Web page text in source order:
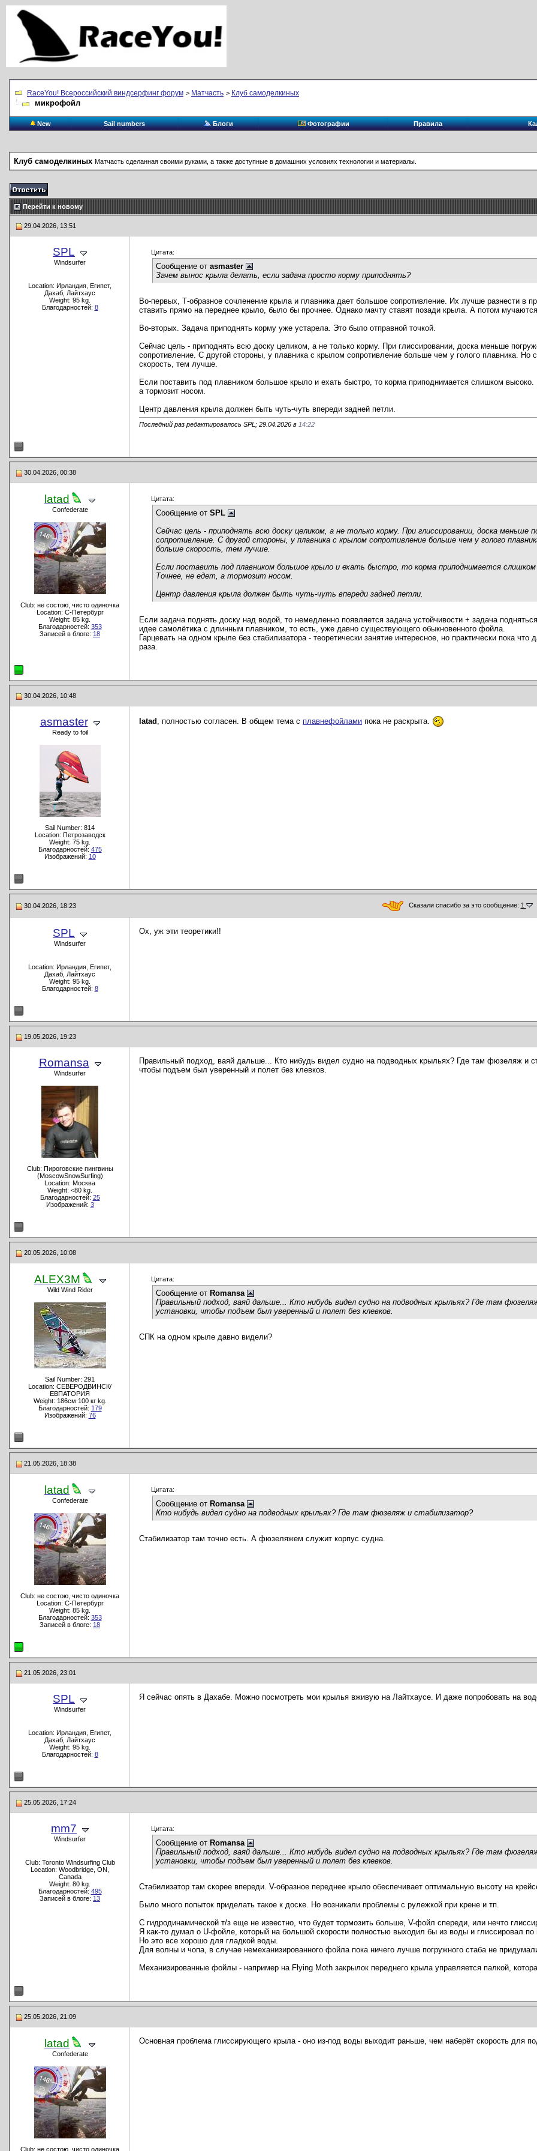
RaceYou! Всероссийский виндсерфинг форум > Матчасть > Клуб самоделкиных
микрофойл
New Sail numbers Блоги Фотографии Правила
Клуб самоделкиных Матчасть сделанная своими руками, а также доступные в домашних условиях технологии и материалы.
Перейти к новому
29.04.2026, 13:51
SPL
Windsurfer
Location: Ирландия, Египет,
Дахаб, Лайтхаус
Weight: 95 kg.
Благодарностей: 8
Цитата:
Сообщение от asmaster
Зачем вынос крыла делать, если задача просто корму приподнять?
Во-первых, Т-образное сочленение крыла и плавника дает большое сопротивление. Их лучше разнести в
ставить прямо на переднее крыло, было бы прочнее. Однако мачту ставят позади крыла. А потом
Во-вторых. Задача приподнять корму уже устарела. Это было отправной точкой.
Сейчас цель - приподнять всю доску целиком, а не только корму. При глиссировании, доска меньше
сопротивление. С другой стороны, у плавника с крылом сопротивление больше чем у голого плавника.
скорость, тем лучше.
Если поставить под плавником большое крыло и ехать быстро, то корма приподнимается слишком
а тормозит носом.
Центр давления крыла должен быть чуть-чуть впереди задней петли.
Последний раз редактировалось SPL; 29.04.2026 в 14:22
30.04.2026, 00:38
latad
Confederate
Club: не состою, чисто одиночка
Location: C-Петербург
Weight: 85 kg.
Благодарностей: 353
Записей в блоге: 18
Цитата:
Сообщение от SPL
Сейчас цель - приподнять всю доску целиком, а не только корму. При глиссировании, доска
сопротивление. С другой стороны, у плавника с крылом сопротивление больше чем у голого
больше скорость, тем лучше.
Если поставить под плавником большое крыло и ехать быстро, то корма приподнимается
Точнее, не едет, а тормозит носом.
Центр давления крыла должен быть чуть-чуть впереди задней петли.
Если задача поднять доску над водой, то немедленно появляется задача устойчивости + задача
идее самолётика с длинным плавником, то есть, уже давно существующего обыкновенного фойла.
Гарцевать на одном крыле без стабилизатора - теоретически занятие интересное, но практически пока
раза.
30.04.2026, 10:48
asmaster
Ready to foil
Sail Number: 814
Location: Петрозаводск
Weight: 75 kg.
Благодарностей: 475
Изображений: 10
latad , полностью согласен. В общем тема с плавнефойлами пока не раскрыта.
30.04.2026, 18:23 Сказали спасибо за это сообщение: 1
SPL
Windsurfer
Location: Ирландия, Египет,
Дахаб, Лайтхаус
Weight: 95 kg.
Благодарностей: 8
Ох, уж эти теоретики!!
19.05.2026, 19:23
Romansa
Windsurfer
Club: Пироговские пингвины
(MoscowSnowSurfing)
Location: Москва
Weight: <80 kg.
Благодарностей: 25
Изображений: 3
Правильный подход, ваяй дальше... Кто нибудь видел судно на подводных крыльях? Где там фюзеляж и
чтобы подъем был уверенный и полет без клевков.
20.05.2026, 10:08
ALEX3M
Wild Wind Rider
Sail Number: 291
Location: СЕВЕРОДВИНСК/
ЕВПАТОРИЯ
Weight: 186см 100 кг kg.
Благодарностей: 179
Изображений: 76
Цитата:
Сообщение от Romansa
Правильный подход, ваяй дальше... Кто нибудь видел судно на подводных крыльях? Где там
установки, чтобы подъем был уверенный и полет без клевков.
СПК на одном крыле давно видели?
21.05.2026, 18:38
latad
Confederate
Club: не состою, чисто одиночка
Location: C-Петербург
Weight: 85 kg.
Благодарностей: 353
Записей в блоге: 18
Цитата:
Сообщение от Romansa
Кто нибудь видел судно на подводных крыльях? Где там фюзеляж и стабилизатор?
Стабилизатор там точно есть. А фюзеляжем служит корпус судна.
21.05.2026, 23:01
SPL
Windsurfer
Location: Ирландия, Египет,
Дахаб, Лайтхаус
Weight: 95 kg.
Благодарностей: 8
Я сейчас опять в Дахабе. Можно посмотреть мои крылья вживую на Лайтхаусе. И даже попробовать на
25.05.2026, 17:24
mm7
Windsurfer
Club: Toronto Windsurfing Club
Location: Woodbridge, ON,
Canada
Weight: 80 kg.
Благодарностей: 495
Записей в блоге: 13
Цитата:
Сообщение от Romansa
Правильный подход, ваяй дальше... Кто нибудь видел судно на подводных крыльях? Где там
установки, чтобы подъем был уверенный и полет без клевков.
Стабилизатор там скорее впереди. V-образное переднее крыло обеспечивает оптимальную высоту на
Было много попыток приделать такое к доске. Но возникали проблемы с рулежкой при крене и тп.
С гидродинамической т/з еще не известно, что будет тормозить больше, V-фойл спереди, или нечто
Я как-то думал о U-фойле, который на большой скорости полностью выходил бы из воды и глиссировал по
Но это все хорошо для гладкой воды.
Для волны и чопа, в случае немеханизированного фойла пока ничего лучше погружного стаба не
Механизированные фойлы - например на Flying Moth закрылок переднего крыла управляется палкой,
25.05.2026, 21:09
latad
Confederate
Club: не состою, чисто одиночка
Основная проблема глиссирующего крыла - оно из-под воды выходит раньше, чем наберёт скорость для